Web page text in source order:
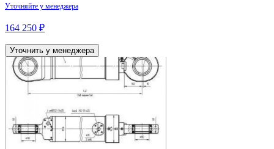
Уточняйте у менеджера
164 250 ₽
Уточнить у менеджера